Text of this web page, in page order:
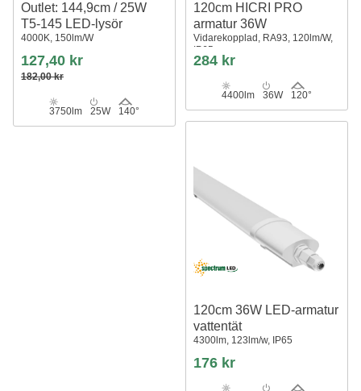
Outlet: 144,9cm / 25W
T5-145 LED-lysör
4000K, 150lm/W
127,40 kr
182,00 kr
3750lm 25W 140°
120cm HICRI PRO
armatur 36W
Vidarekopplad, RA93, 120lm/W,
IP65
284 kr
4400lm 36W 120°
120cm 36W LED-armatur
vattentät
4300lm, 123lm/w, IP65
176 kr